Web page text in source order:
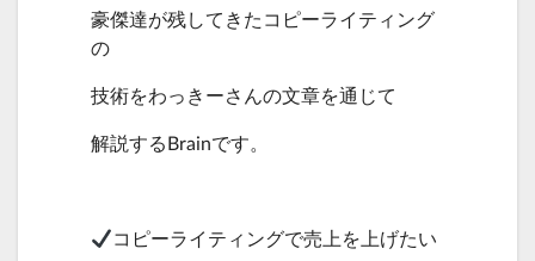
豪傑達が残してきたコピーライティング
の
技術をわっきーさんの文章を通じて
解説するBrainです。
コピーライティングで売上を上げたい